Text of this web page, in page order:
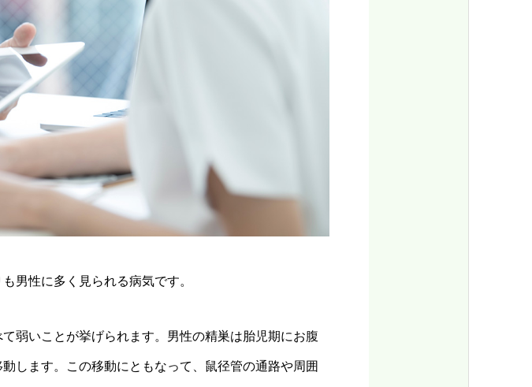
男性に多く見られる病気です。
弱いことが挙げられます。男性の精巣は胎児期にお腹
します。この移動にともなって、鼠径管の通路や周囲